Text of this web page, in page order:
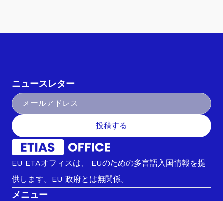
ニュースレター
投稿する
EU ETAオフィスは、 EUのための多言語入国情報を提
供します。EU 政府とは無関係。
メニュー